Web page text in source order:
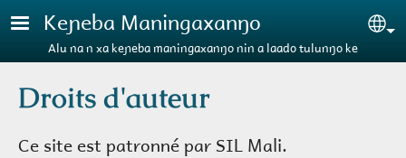
Aller au contenu principal
Keɲeba Maningaxanŋo
Alu na n xa keɲeba maningaxanŋo nin a laado tulunŋo ke
Droits d'auteur
Ce site est patronné par SIL Mali.